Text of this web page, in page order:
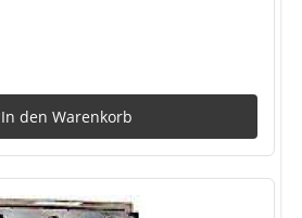
In den Warenkorb